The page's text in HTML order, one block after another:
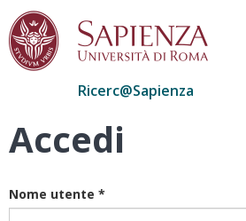
Salta
Ricerc@Sapienza
Accedi
Nome utente *